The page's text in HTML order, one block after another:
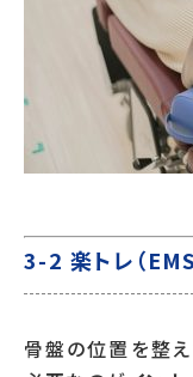
3-2 楽トレ（
骨盤の位置を整